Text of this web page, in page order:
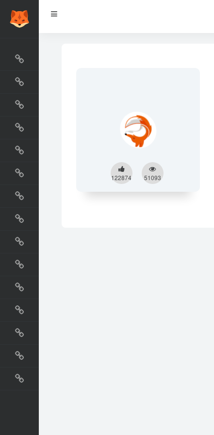
最新收录
网站资源榜
交流排行榜
金融排行榜
阅读排行榜
工具排行榜
设计排行榜
国外网站
生活
直播
动漫
电影
教程
纪录片
122874 51093